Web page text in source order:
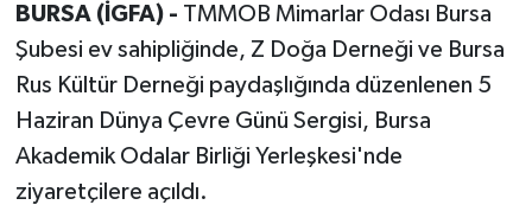
BURSA (İGFA) - TMMOB Mimarlar Odası Bursa
Şubesi ev sahipliğinde, Z Doğa Derneği ve Bursa
Rus Kültür Derneği paydaşlığında düzenlenen 5
Haziran Dünya Çevre Günü Sergisi, Bursa
Akademik Odalar Birliği Yerleşkesi'nde
ziyaretçilere açıldı.